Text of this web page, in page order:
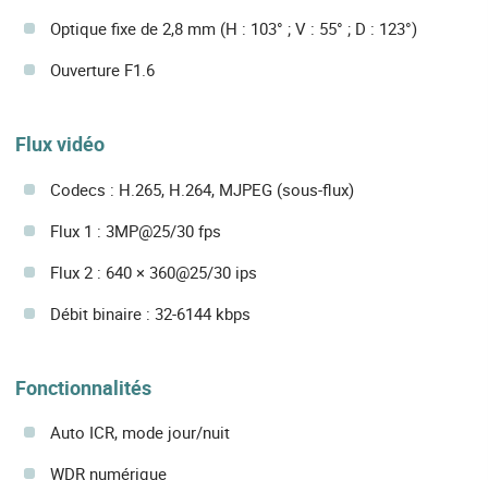
Optique fixe de 2,8 mm (H : 103° ; V : 55° ; D : 123°)
Ouverture F1.6
Flux vidéo
Codecs : H.265, H.264, MJPEG (sous-flux)
Flux 1 : 3MP@25/30 fps
Flux 2 : 640 × 360@25/30 ips
Débit binaire : 32-6144 kbps
Fonctionnalités
Auto ICR, mode jour/nuit
WDR numérique